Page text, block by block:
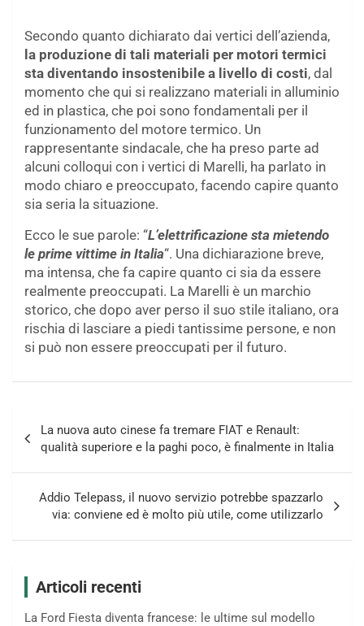
Secondo quanto dichiarato dai vertici dell’azienda,
la produzione di tali materiali per motori termici
sta diventando insostenibile a livello di costi, dal
momento che qui si realizzano materiali in alluminio
ed in plastica, che poi sono fondamentali per il
funzionamento del motore termico. Un
rappresentante sindacale, che ha preso parte ad
alcuni colloqui con i vertici di Marelli, ha parlato in
modo chiaro e preoccupato, facendo capire quanto
sia seria la situazione.
Ecco le sue parole: “L’elettrificazione sta mietendo
le prime vittime in Italia“. Una dichiarazione breve,
ma intensa, che fa capire quanto ci sia da essere
realmente preoccupati. La Marelli è un marchio
storico, che dopo aver perso il suo stile italiano, ora
rischia di lasciare a piedi tantissime persone, e non
si può non essere preoccupati per il futuro.
articoli
La nuova auto cinese fa tremare FIAT e Renault:
qualità superiore e la paghi poco, è finalmente in Italia
Addio Telepass, il nuovo servizio potrebbe spazzarlo
via: conviene ed è molto più utile, come utilizzarlo
Articoli recenti
La Ford Fiesta diventa francese: le ultime sul modello